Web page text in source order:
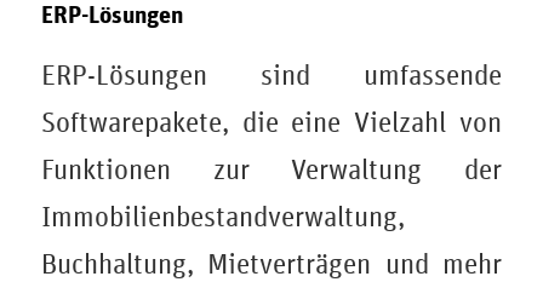
ERP-Lösungen
ERP-Lösungen sind umfassende
Softwarepakete, die eine Vielzahl von
Funktionen zur Verwaltung der
Immobilienbestandverwaltung,
Buchhaltung, Mietverträgen und mehr